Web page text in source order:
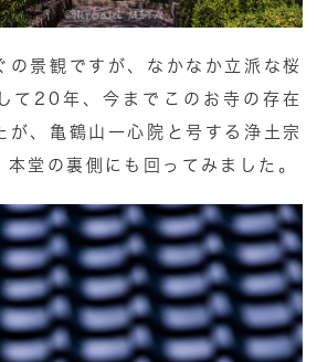
の景観ですが、なかなか立派な桜
て20年、今までこのお寺の存在
が、亀鶴山一心院と号する浄土宗
本堂の裏側にも回ってみました。